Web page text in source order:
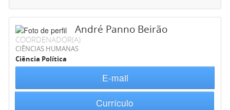
André Panno Beirão
COORDENADOR(A)
CIÊNCIAS HUMANAS
Ciência Política
E-mail
Currículo